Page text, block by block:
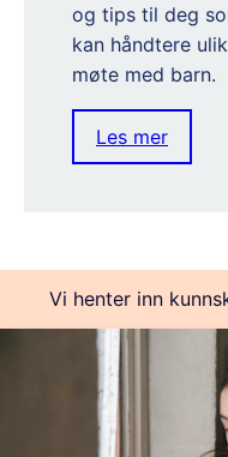
og tips til deg
kan håndtere
møte med barn.
Les mer
Vi henter inn